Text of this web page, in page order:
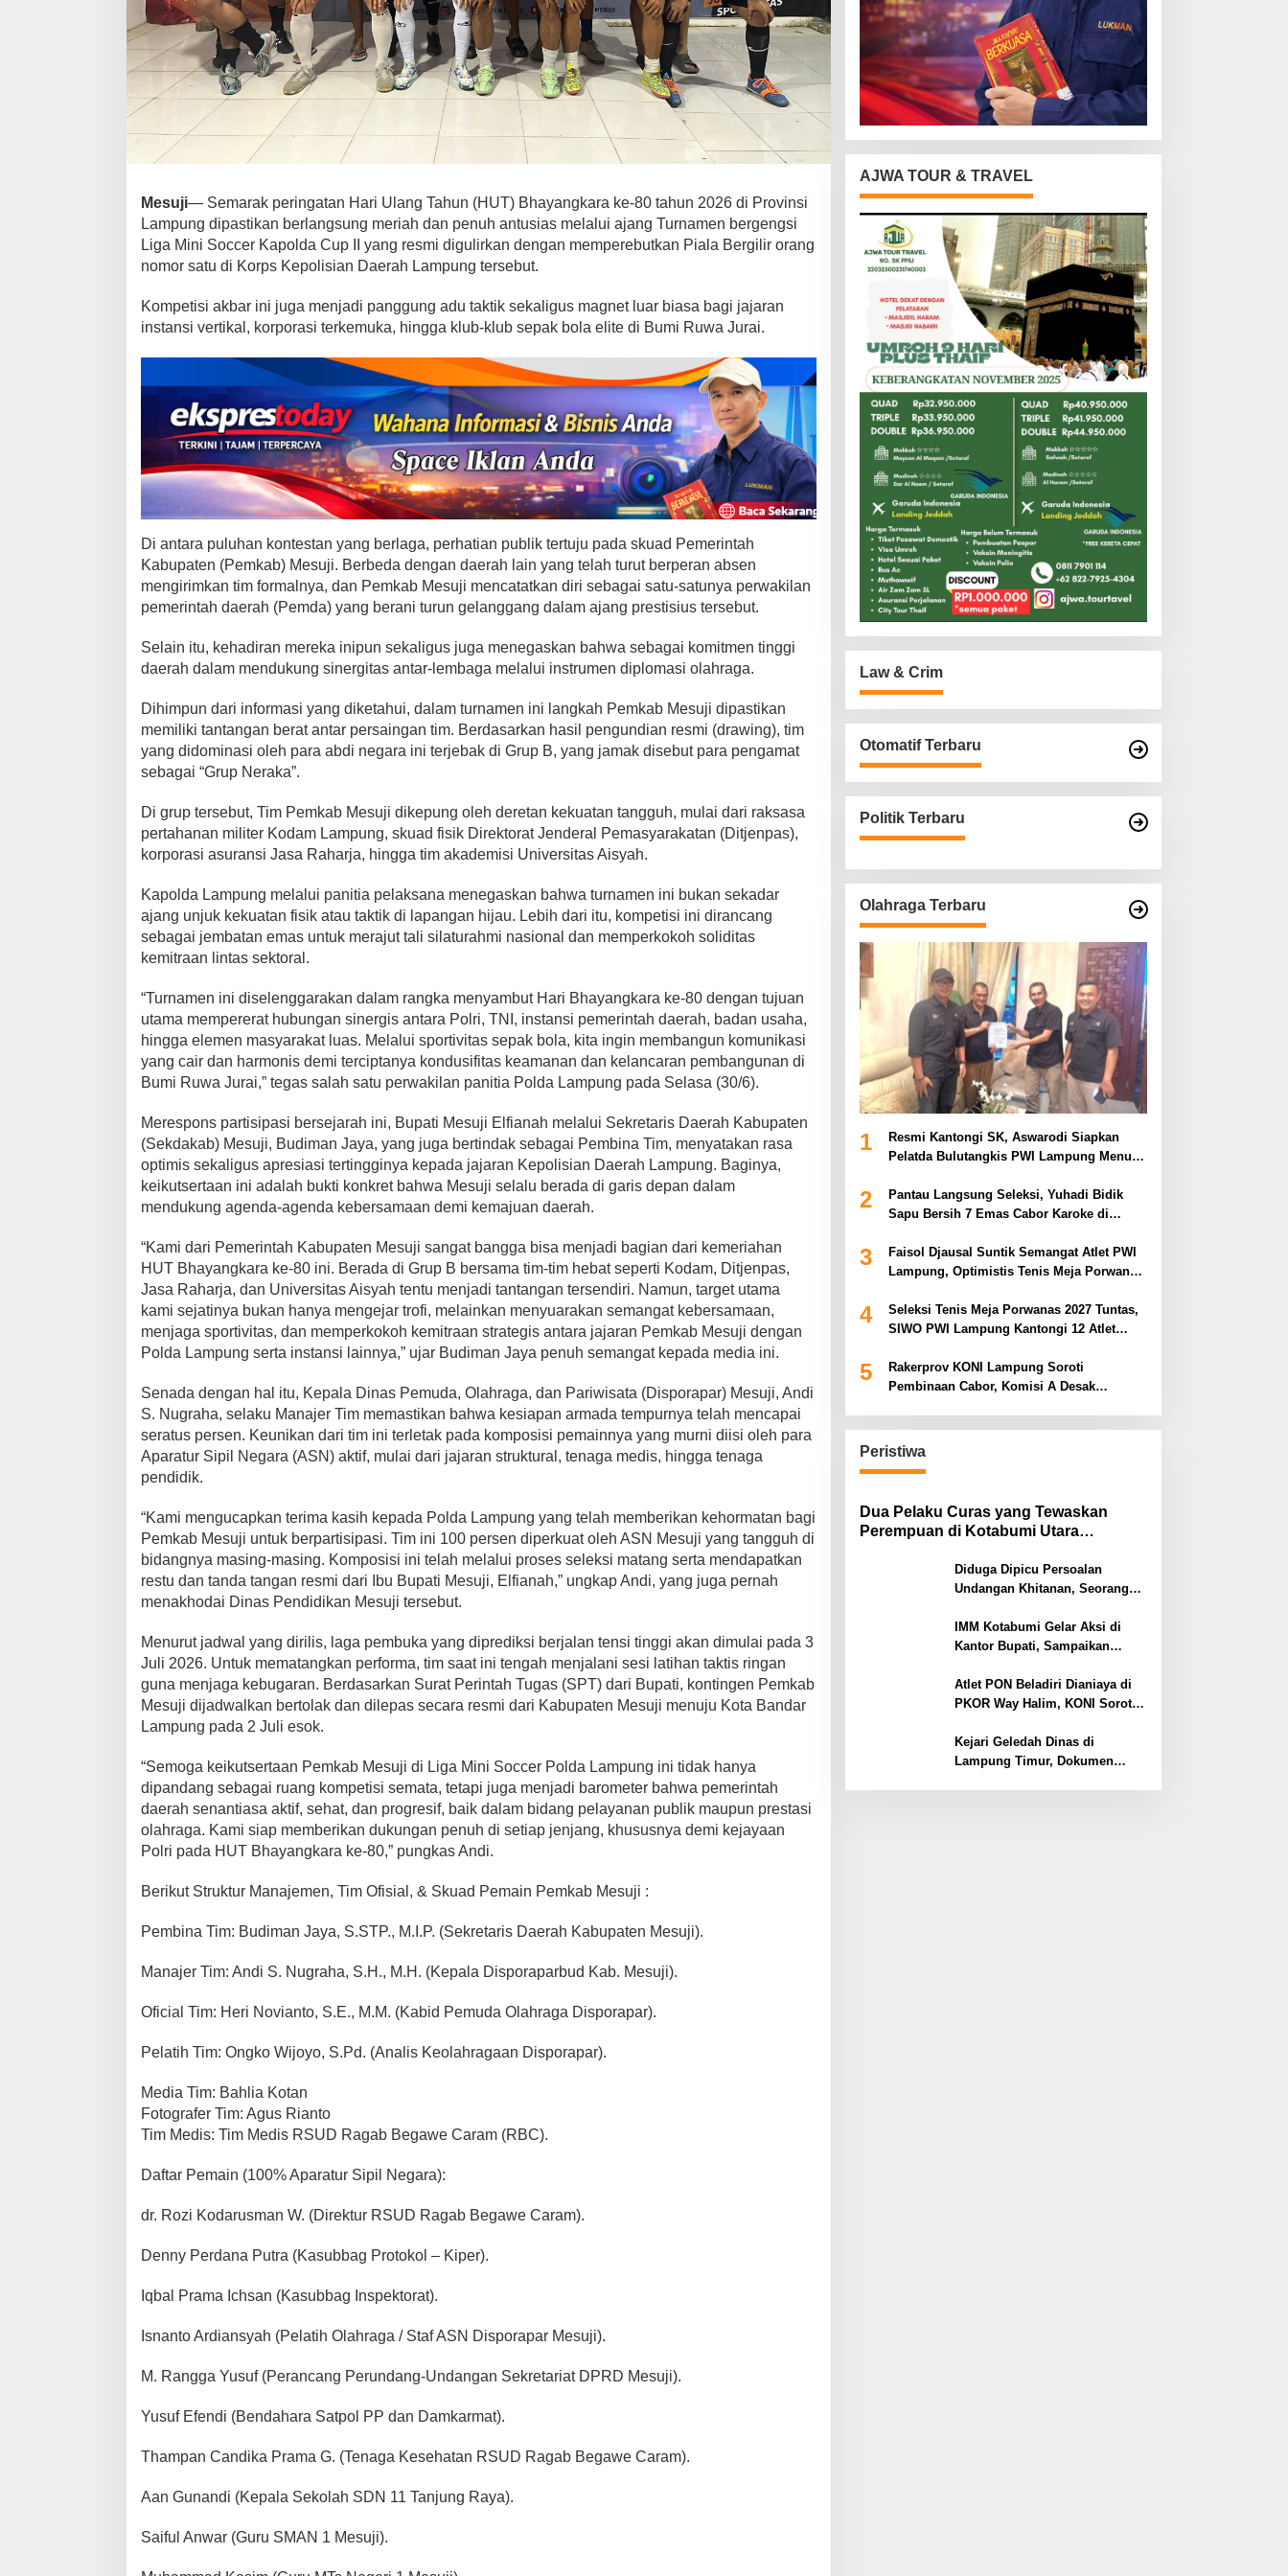
s
u
j
i
d
i
t
u
-
S
t
u
y
i
m
Y
a
n
g
i
a
p
B
r
p
r
t
p
s
i
i
L
i
g
M
i
S
o
c
e
r
K
a
o
l
C
u
p
a
m
p
u
,
r
i
k
t
D
a
t
a
a
a
P
e
m
i
n
a
Mesuji— Semarak peringatan Hari Ulang Tahun (HUT) Bhayangkara ke-80 tahun 2026 di Provinsi
Lampung dipastikan berlangsung meriah dan penuh antusias melalui ajang Turnamen bergengsi
Liga Mini Soccer Kapolda Cup II yang resmi digulirkan dengan memperebutkan Piala Bergilir orang
nomor satu di Korps Kepolisian Daerah Lampung tersebut.
Kompetisi akbar ini juga menjadi panggung adu taktik sekaligus magnet luar biasa bagi jajaran
instansi vertikal, korporasi terkemuka, hingga klub-klub sepak bola elite di Bumi Ruwa Jurai.
Di antara puluhan kontestan yang berlaga, perhatian publik tertuju pada skuad Pemerintah
Kabupaten (Pemkab) Mesuji. Berbeda dengan daerah lain yang telah turut berperan absen
mengirimkan tim formalnya, dan Pemkab Mesuji mencatatkan diri sebagai satu-satunya perwakilan
pemerintah daerah (Pemda) yang berani turun gelanggang dalam ajang prestisius tersebut.
Selain itu, kehadiran mereka inipun sekaligus juga menegaskan bahwa sebagai komitmen tinggi
daerah dalam mendukung sinergitas antar-lembaga melalui instrumen diplomasi olahraga.
Dihimpun dari informasi yang diketahui, dalam turnamen ini langkah Pemkab Mesuji dipastikan
memiliki tantangan berat antar persaingan tim. Berdasarkan hasil pengundian resmi (drawing), tim
yang didominasi oleh para abdi negara ini terjebak di Grup B, yang jamak disebut para pengamat
sebagai “Grup Neraka”.
Di grup tersebut, Tim Pemkab Mesuji dikepung oleh deretan kekuatan tangguh, mulai dari raksasa
pertahanan militer Kodam Lampung, skuad fisik Direktorat Jenderal Pemasyarakatan (Ditjenpas),
korporasi asuransi Jasa Raharja, hingga tim akademisi Universitas Aisyah.
Kapolda Lampung melalui panitia pelaksana menegaskan bahwa turnamen ini bukan sekadar
ajang unjuk kekuatan fisik atau taktik di lapangan hijau. Lebih dari itu, kompetisi ini dirancang
sebagai jembatan emas untuk merajut tali silaturahmi nasional dan memperkokoh soliditas
kemitraan lintas sektoral.
“Turnamen ini diselenggarakan dalam rangka menyambut Hari Bhayangkara ke-80 dengan tujuan
utama mempererat hubungan sinergis antara Polri, TNI, instansi pemerintah daerah, badan usaha,
hingga elemen masyarakat luas. Melalui sportivitas sepak bola, kita ingin membangun komunikasi
yang cair dan harmonis demi terciptanya kondusifitas keamanan dan kelancaran pembangunan di
Bumi Ruwa Jurai,” tegas salah satu perwakilan panitia Polda Lampung pada Selasa (30/6).
Merespons partisipasi bersejarah ini, Bupati Mesuji Elfianah melalui Sekretaris Daerah Kabupaten
(Sekdakab) Mesuji, Budiman Jaya, yang juga bertindak sebagai Pembina Tim, menyatakan rasa
optimis sekaligus apresiasi tertingginya kepada jajaran Kepolisian Daerah Lampung. Baginya,
keikutsertaan ini adalah bukti konkret bahwa Mesuji selalu berada di garis depan dalam
mendukung agenda-agenda kebersamaan demi kemajuan daerah.
“Kami dari Pemerintah Kabupaten Mesuji sangat bangga bisa menjadi bagian dari kemeriahan
HUT Bhayangkara ke-80 ini. Berada di Grup B bersama tim-tim hebat seperti Kodam, Ditjenpas,
Jasa Raharja, dan Universitas Aisyah tentu menjadi tantangan tersendiri. Namun, target utama
kami sejatinya bukan hanya mengejar trofi, melainkan menyuarakan semangat kebersamaan,
menjaga sportivitas, dan memperkokoh kemitraan strategis antara jajaran Pemkab Mesuji dengan
Polda Lampung serta instansi lainnya,” ujar Budiman Jaya penuh semangat kepada media ini.
Senada dengan hal itu, Kepala Dinas Pemuda, Olahraga, dan Pariwisata (Disporapar) Mesuji, Andi
S. Nugraha, selaku Manajer Tim memastikan bahwa kesiapan armada tempurnya telah mencapai
seratus persen. Keunikan dari tim ini terletak pada komposisi pemainnya yang murni diisi oleh para
Aparatur Sipil Negara (ASN) aktif, mulai dari jajaran struktural, tenaga medis, hingga tenaga
pendidik.
“Kami mengucapkan terima kasih kepada Polda Lampung yang telah memberikan kehormatan bagi
Pemkab Mesuji untuk berpartisipasi. Tim ini 100 persen diperkuat oleh ASN Mesuji yang tangguh di
bidangnya masing-masing. Komposisi ini telah melalui proses seleksi matang serta mendapatkan
restu dan tanda tangan resmi dari Ibu Bupati Mesuji, Elfianah,” ungkap Andi, yang juga pernah
menakhodai Dinas Pendidikan Mesuji tersebut.
Menurut jadwal yang dirilis, laga pembuka yang diprediksi berjalan tensi tinggi akan dimulai pada 3
Juli 2026. Untuk mematangkan performa, tim saat ini tengah menjalani sesi latihan taktis ringan
guna menjaga kebugaran. Berdasarkan Surat Perintah Tugas (SPT) dari Bupati, kontingen Pemkab
Mesuji dijadwalkan bertolak dan dilepas secara resmi dari Kabupaten Mesuji menuju Kota Bandar
Lampung pada 2 Juli esok.
“Semoga keikutsertaan Pemkab Mesuji di Liga Mini Soccer Polda Lampung ini tidak hanya
dipandang sebagai ruang kompetisi semata, tetapi juga menjadi barometer bahwa pemerintah
daerah senantiasa aktif, sehat, dan progresif, baik dalam bidang pelayanan publik maupun prestasi
olahraga. Kami siap memberikan dukungan penuh di setiap jenjang, khususnya demi kejayaan
Polri pada HUT Bhayangkara ke-80,” pungkas Andi.
Berikut Struktur Manajemen, Tim Ofisial, & Skuad Pemain Pemkab Mesuji :
Pembina Tim: Budiman Jaya, S.STP., M.I.P. (Sekretaris Daerah Kabupaten Mesuji).
Manajer Tim: Andi S. Nugraha, S.H., M.H. (Kepala Disporaparbud Kab. Mesuji).
Oficial Tim: Heri Novianto, S.E., M.M. (Kabid Pemuda Olahraga Disporapar).
Pelatih Tim: Ongko Wijoyo, S.Pd. (Analis Keolahragaan Disporapar).
Media Tim: Bahlia Kotan
Fotografer Tim: Agus Rianto
Tim Medis: Tim Medis RSUD Ragab Begawe Caram (RBC).
Daftar Pemain (100% Aparatur Sipil Negara):
dr. Rozi Kodarusman W. (Direktur RSUD Ragab Begawe Caram).
Denny Perdana Putra (Kasubbag Protokol – Kiper).
Iqbal Prama Ichsan (Kasubbag Inspektorat).
Isnanto Ardiansyah (Pelatih Olahraga / Staf ASN Disporapar Mesuji).
M. Rangga Yusuf (Perancang Perundang-Undangan Sekretariat DPRD Mesuji).
Yusuf Efendi (Bendahara Satpol PP dan Damkarmat).
Thampan Candika Prama G. (Tenaga Kesehatan RSUD Ragab Begawe Caram).
Aan Gunandi (Kepala Sekolah SDN 11 Tanjung Raya).
Saiful Anwar (Guru SMAN 1 Mesuji).
AJWA TOUR & TRAVEL
Law & Crim
Otomatif Terbaru
Politik Terbaru
Olahraga Terbaru
1
Resmi Kantongi SK, Aswarodi Siapkan
Pelatda Bulutangkis PWI Lampung Menuju
2
Pantau Langsung Seleksi, Yuhadi Bidik
Sapu Bersih 7 Emas Cabor Karoke di
3
Faisol Djausal Suntik Semangat Atlet PWI
Lampung, Optimistis Tenis Meja Porwanas
4
Seleksi Tenis Meja Porwanas 2027 Tuntas,
SIWO PWI Lampung Kantongi 12 Atlet
5
Rakerprov KONI Lampung Soroti
Pembinaan Cabor, Komisi A Desak
Peristiwa
Dua Pelaku Curas yang Tewaskan
Perempuan di Kotabumi Utara
Diduga Dipicu Persoalan
Undangan Khitanan, Seorang
Tertembak
IMM Kotabumi Gelar Aksi di
Kantor Bupati, Sampaikan
Pemkab Lampung Utara
Atlet PON Beladiri Dianiaya di
PKOR Way Halim, KONI Soroti
Kawasan
Kejari Geledah Dinas di
Lampung Timur, Dokumen